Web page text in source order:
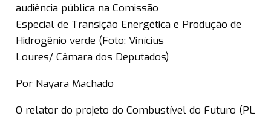
audiência pública na Comissão
Especial de Transição Energética e Produção de
Hidrogênio verde (Foto: Vinícius
Loures/ Câmara dos Deputados)
Por Nayara Machado
O relator do projeto do Combustível do Futuro (PL